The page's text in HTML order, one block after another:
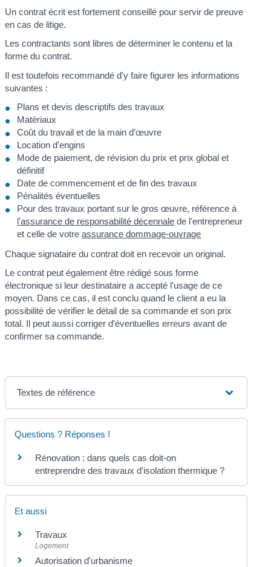
Un contrat écrit est fortement conseillé pour servir de preuve
en cas de litige.
Les contractants sont libres de déterminer le contenu et la
forme du contrat.
Il est toutefois recommandé d'y faire figurer les informations
suivantes :
Plans et devis descriptifs des travaux
Matériaux
Coût du travail et de la main d’œuvre
Location d'engins
Mode de paiement, de révision du prix et prix global et
définitif
Date de commencement et de fin des travaux
Pénalités éventuelles
Pour des travaux portant sur le gros œuvre, référence à
l'assurance de responsabilité décennale de l'entrepreneur
et celle de votreassurance dommage-ouvrage
Chaque signataire du contrat doit en recevoir un original.
Le contrat peut également être rédigé sous forme
électronique si leur destinataire a accepté l'usage de ce
moyen. Dans ce cas, il est conclu quand le client a eu la
possibilité de vérifier le détail de sa commande et son prix
total. Il peut aussi corriger d'éventuelles erreurs avant de
confirmer sa commande.
Textes de référence
Questions ? Réponses !
Rénovation : dans quels cas doit-on
entreprendre des travaux d'isolation thermique ?
Et aussi
Travaux
Logement
Autorisation d'urbanisme